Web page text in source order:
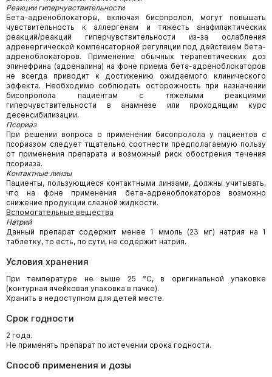
Реакции гиперчувствительности
Бета-адреноблокаторы, включая бисопролол, могут повышать
чувствительность к аллергенам и тяжесть анафилактических
реакций/реакций гиперчувствительности из-за ослабления
адренергической компенсаторной регуляции под действием бета-
адреноблокаторов. Применение обычных терапевтических доз
эпинефрина (адреналина) на фоне приема бета-адреноблокаторов
не всегда приводит к достижению ожидаемого клинического
эффекта. Необходимо соблюдать осторожность при назначении
бисопролола пациентам с тяжелыми реакциями
гиперчувствительности в анамнезе или проходящим курс
десенсибилизации.
Псориаз
При решении вопроса о применении бисопролола у пациентов с
псориазом следует тщательно соотнести предполагаемую пользу
от применения препарата и возможный риск обострения течения
псориаза.
Контактные линзы
Пациенты, пользующиеся контактными линзами, должны учитывать,
что на фоне применения бета-адреноблокаторов возможно
снижение продукции слезной жидкости.
Вспомогательные вещества
Натрий
Данный препарат содержит менее 1 ммоль (23 мг) натрия на 1
таблетку, то есть, по сути, не содержит натрия.
Условия хранения
При температуре не выше 25 °С, в оригинальной упаковке
(контурная ячейковая упаковка в пачке).
Хранить в недоступном для детей месте.
Срок годности
2 года.
Не применять препарат по истечении срока годности.
Способ применения и дозы